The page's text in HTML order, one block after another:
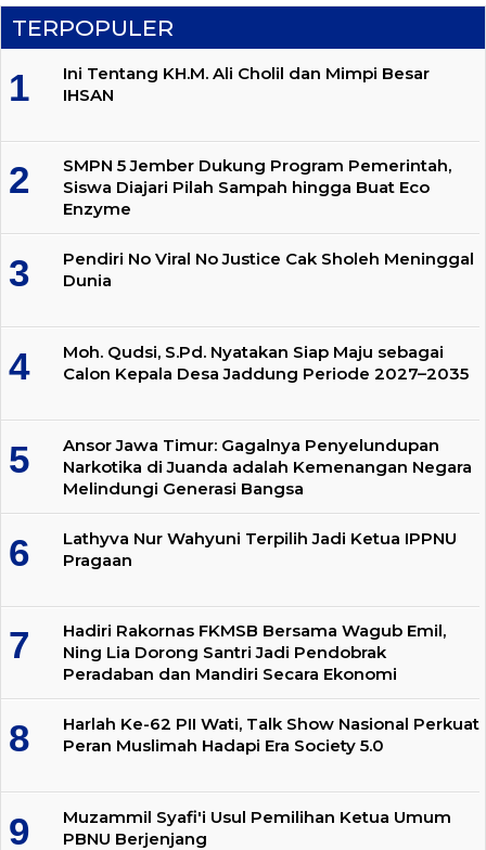
TERPOPULER
Ini Tentang KH.M. Ali Cholil dan Mimpi Besar
IHSAN
SMPN 5 Jember Dukung Program Pemerintah,
Siswa Diajari Pilah Sampah hingga Buat Eco
Enzyme
Pendiri No Viral No Justice Cak Sholeh Meninggal
Dunia
Moh. Qudsi, S.Pd. Nyatakan Siap Maju sebagai
Calon Kepala Desa Jaddung Periode 2027–2035
Ansor Jawa Timur: Gagalnya Penyelundupan
Narkotika di Juanda adalah Kemenangan Negara
Melindungi Generasi Bangsa
Lathyva Nur Wahyuni Terpilih Jadi Ketua IPPNU
Pragaan
Hadiri Rakornas FKMSB Bersama Wagub Emil,
Ning Lia Dorong Santri Jadi Pendobrak
Peradaban dan Mandiri Secara Ekonomi
Harlah Ke-62 PII Wati, Talk Show Nasional Perkuat
Peran Muslimah Hadapi Era Society 5.0
Muzammil Syafi'i Usul Pemilihan Ketua Umum
PBNU Berjenjang